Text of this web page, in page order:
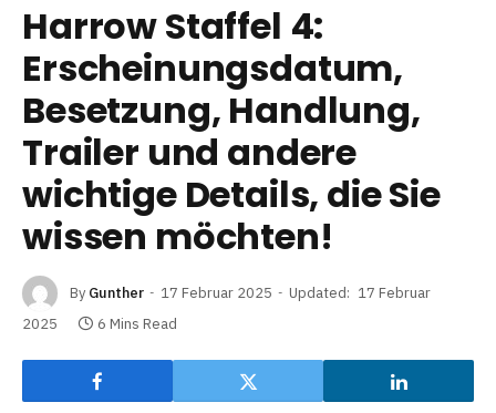
Harrow Staffel 4:
Erscheinungsdatum,
Besetzung, Handlung,
Trailer und andere
wichtige Details, die Sie
wissen möchten!
By Gunther 17 Februar 2025 Updated: 17 Februar
2025
6 Mins Read